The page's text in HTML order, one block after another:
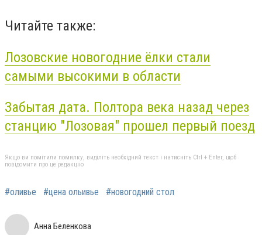
Читайте также:
Лозовские новогодние ёлки стали
самыми высокими в области
Забытая дата. Полтора века назад через
станцию "Лозовая" прошел первый поезд
Якщо ви помітили помилку, виділіть необхідний текст і натисніть Ctrl + Enter, щоб
повідомити про це редакцію
#оливье #цена ольивье #новогодний стол
Анна Беленкова